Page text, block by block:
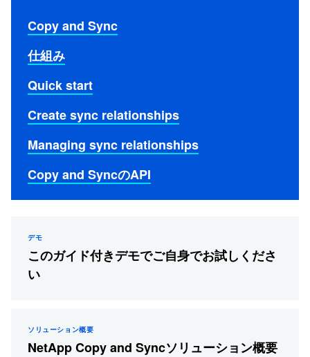
Copy and Sync
仕組み
Quick start
Create sync relationships
Managing sync relationships
Copy and SyncのAPI
デモ
このガイド付きデモでご自身でお試しくださ
い
ソリューション概要
NetApp Copy and Syncソリューション概要